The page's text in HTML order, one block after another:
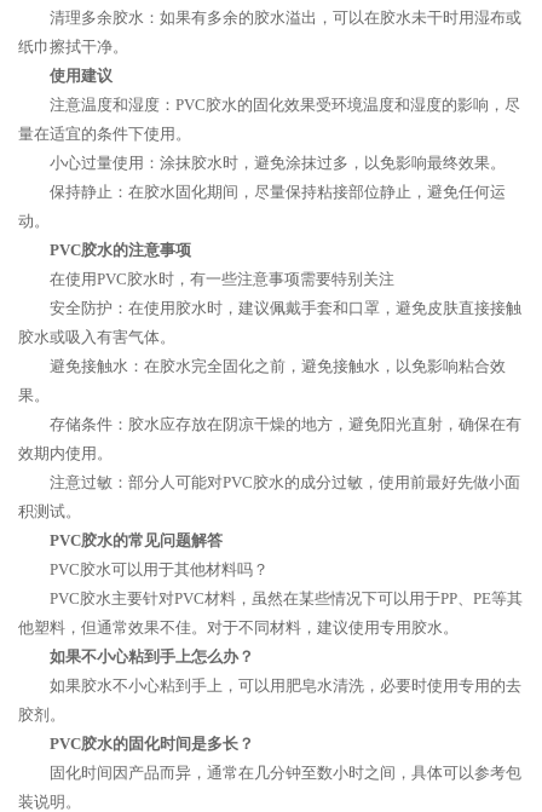
清理多余胶水：如果有多余的胶水溢出，可以在胶水未干时用湿布或
纸巾擦拭干净。
使用建议
注意温度和湿度：PVC胶水的固化效果受环境温度和湿度的影响，尽
量在适宜的条件下使用。
小心过量使用：涂抹胶水时，避免涂抹过多，以免影响最终效果。
保持静止：在胶水固化期间，尽量保持粘接部位静止，避免任何运
动。
PVC胶水的注意事项
在使用PVC胶水时，有一些注意事项需要特别关注
安全防护：在使用胶水时，建议佩戴手套和口罩，避免皮肤直接接触
胶水或吸入有害气体。
避免接触水：在胶水完全固化之前，避免接触水，以免影响粘合效
果。
存储条件：胶水应存放在阴凉干燥的地方，避免阳光直射，确保在有
效期内使用。
注意过敏：部分人可能对PVC胶水的成分过敏，使用前最好先做小面
积测试。
PVC胶水的常见问题解答
PVC胶水可以用于其他材料吗？
PVC胶水主要针对PVC材料，虽然在某些情况下可以用于PP、PE等其
他塑料，但通常效果不佳。对于不同材料，建议使用专用胶水。
如果不小心粘到手上怎么办？
如果胶水不小心粘到手上，可以用肥皂水清洗，必要时使用专用的去
胶剂。
PVC胶水的固化时间是多长？
固化时间因产品而异，通常在几分钟至数小时之间，具体可以参考包
装说明。